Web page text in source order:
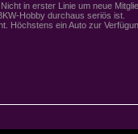
in erster Linie um neue
Hobby durchaus seriös ist.
Höchstens ein Auto zur